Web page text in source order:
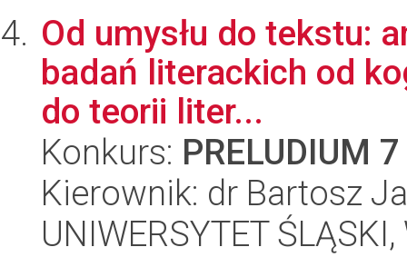
Od umysłu do tekstu:
badań literackich od
do teorii liter...
Konkurs: PRELUDIUM 7
Kierownik: dr Bartosz
UNIWERSYTET